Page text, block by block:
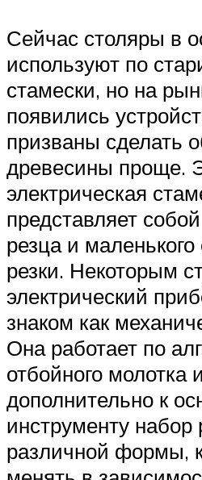
Сейчас столяры в
используют по
стамески, но на
появились
призваны сделать
древесины проще.
электрическая
представляет
резца и маленького
резки. Некоторым
электрический
знаком как
Она работает по
отбойного молотка
дополнительно к
инструменту набор
различной формы,